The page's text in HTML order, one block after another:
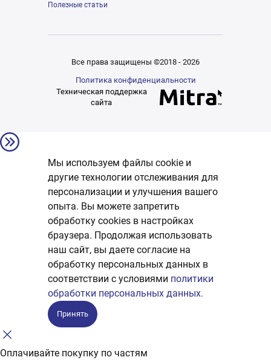
Полезные статьи
Все права защищены ©2018 - 2026
Политика конфиденциальности
Техническая поддержка
сайта
Мы используем файлы cookie и
другие технологии отслеживания для
персонализации и улучшения вашего
опыта. Вы можете запретить
обработку сookies в настройках
браузера. Продолжая использовать
наш сайт, вы даете согласие на
обработку персональных данных в
соответствии с условиями политики
обработки персональных данных.
Принять
Оплачивайте покупку по частям